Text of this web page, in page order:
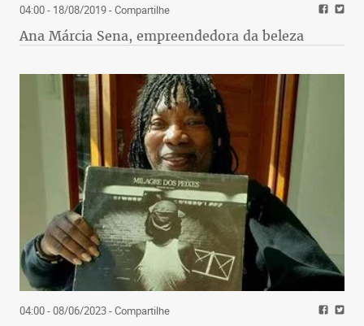
04:00 - 18/08/2019- Compartilhe
Ana Márcia Sena, empreendedora da beleza
04:00 - 08/06/2023- Compartilhe